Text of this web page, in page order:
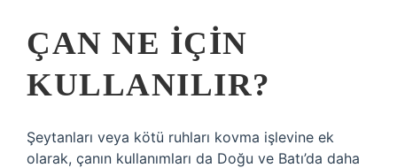
ÇAN NE IÇIN
KULLANILIR?
Şeytanları veya kötü ruhları kovma işlevine ek
olarak, çanın kullanımları da Doğu ve Batı’da daha